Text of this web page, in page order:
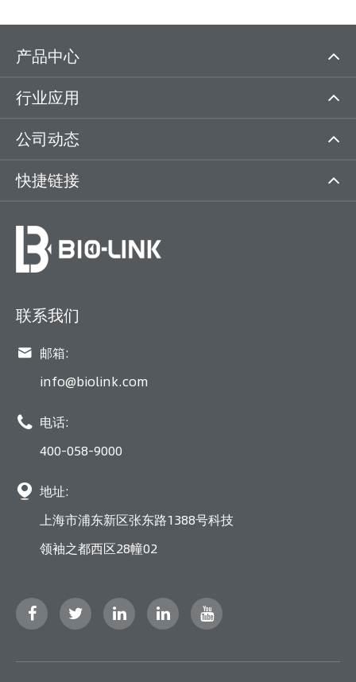
产品中心
行业应用
公司动态
快捷链接
联系我们
 邮箱:
info@biolink.com
 电话:
400-058-9000
 地址:
上海市浦东新区张东路1388号科技
领袖之都西区28幢02